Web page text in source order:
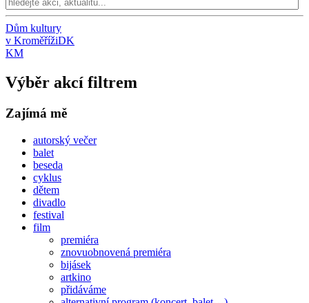
Dům kultury
v KroměřížiDK
KM
Výběr akcí filtrem
Zajímá mě
autorský večer
balet
beseda
cyklus
dětem
divadlo
festival
film
premiéra
znovuobnovená premiéra
bijásek
artkino
přidáváme